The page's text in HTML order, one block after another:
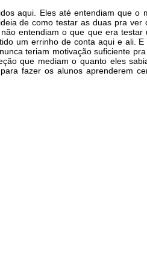
aqui. Eles até entendiam que
de como testar as duas pra
entendiam o que que era
um errinho de conta aqui e ali.
teriam motivação suficiente
que mediam o quanto eles
fazer os alunos aprenderem